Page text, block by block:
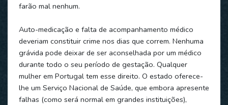
farão mal nenhum.
Auto-medicação e falta de acompanhamento médico
deveriam constituir crime nos dias que correm. Nenhuma
grávida pode deixar de ser aconselhada por um médico
durante todo o seu período de gestação. Qualquer
mulher em Portugal tem esse direito. O estado oferece-
lhe um Serviço Nacional de Saúde, que embora apresente
falhas (como será normal em grandes instituições),